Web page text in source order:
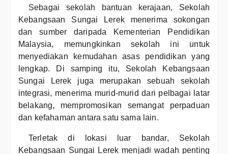
Sebagai sekolah bantuan kerajaan, Sekolah
Kebangsaan Sungai Lerek menerima sokongan
dan sumber daripada Kementerian Pendidikan
Malaysia, memungkinkan sekolah ini untuk
menyediakan kemudahan asas pendidikan yang
lengkap. Di samping itu, Sekolah Kebangsaan
Sungai Lerek juga merupakan sebuah sekolah
integrasi, menerima murid-murid dari pelbagai latar
belakang, mempromosikan semangat perpaduan
dan kefahaman antara satu sama lain.
Terletak di lokasi luar bandar, Sekolah
Kebangsaan Sungai Lerek menjadi wadah penting